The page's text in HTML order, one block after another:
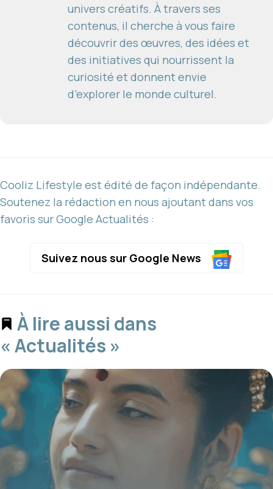
univers créatifs. À travers ses
contenus, il cherche à vous faire
découvrir des œuvres, des idées et
des initiatives qui nourrissent la
curiosité et donnent envie
d’explorer le monde culturel.
Cooliz Lifestyle est édité de façon indépendante.
Soutenez la rédaction en nous ajoutant dans vos
favoris sur Google Actualités :
Suivez nous sur Google News
À lire aussi dans
« Actualités »